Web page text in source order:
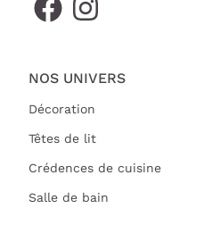
NOS UNIVERS
Décoration
Têtes de lit
Crédences de cuisine
Salle de bain